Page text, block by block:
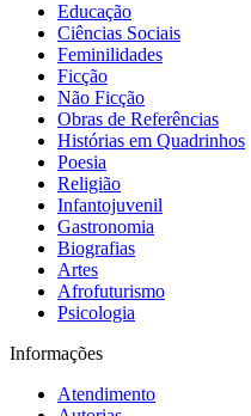
Educação
Ciências Sociais
Feminilidades
Ficção
Não Ficção
Obras de Referências
Histórias em Quadrinhos
Poesia
Religião
Infantojuvenil
Gastronomia
Biografias
Artes
Afrofuturismo
Psicologia
Informações
Atendimento